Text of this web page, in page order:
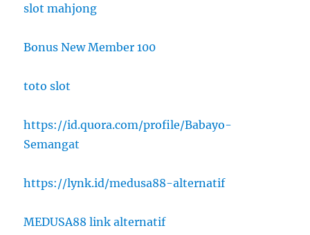
slot mahjong
Bonus New Member 100
toto slot
https://id.quora.com/profile/Babayo-
Semangat
https://lynk.id/medusa88-alternatif
MEDUSA88 link alternatif